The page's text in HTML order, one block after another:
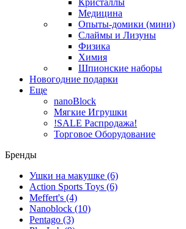
Кристаллы
Медицина
Опыты-домики (мини)
Слаймы и Лизуны
Физика
Химия
Шпионские наборы
Новогодние подарки
Еще
nanoBlock
Мягкие Игрушки
!SALE Распродажа!
Торговое Оборудование
Бренды
Ушки на макушке (6)
Action Sports Toys (6)
Meffert's (4)
Nanoblock (10)
Pentago (3)